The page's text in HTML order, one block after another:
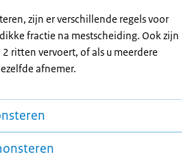
zijn er verschillende regels voor
fractie na mestscheiding. Ook zijn
2 ritten vervoert, of als u meerdere
afnemer.